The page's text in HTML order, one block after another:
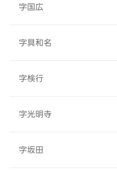
字国広
字具和名
字検行
字光明寺
字坂田